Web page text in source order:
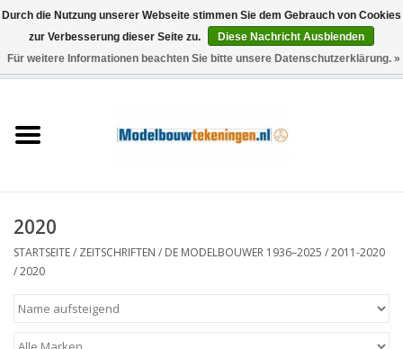
0 Artikel - €0,00
Schiffe
Holzbau
Maschinen
2020
STARTSEITE/ ZEITSCHRIFTEN / DE MODELBOUWER 1936–2025 /2011-2020
/2020
Durch die Nutzung unserer Webseite stimmen Sie dem Gebrauch von Cookies
zur Verbesserung dieser Seite zu.
Diese Nachricht Ausblenden
Für weitere Informationen beachten Sie bitte unsere Datenschutzerklärung. »